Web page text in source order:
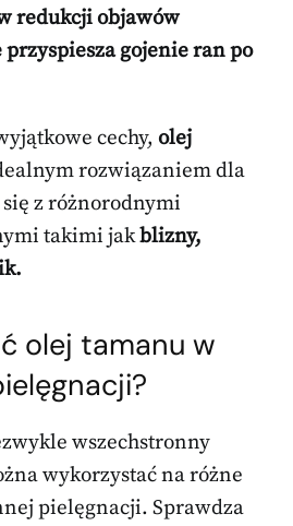
redukcji objawów
gojenie ran po
cechy, olej
rozwiązaniem dla
z różnorodnymi
takimi jakblizny,
olej tamanu w
wszechstronny
wykorzystać na różne
pielęgnacji. Sprawdza